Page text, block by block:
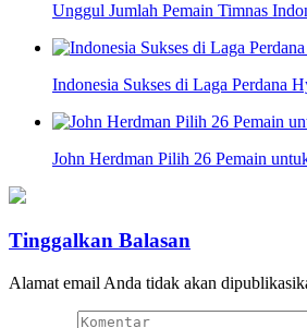
Unggul Jumlah Pemain Timnas
Indonesia Sukses di Laga Perdana
John Herdman Pilih 26 Pemain
Tinggalkan Balasan
Alamat email Anda tidak akan